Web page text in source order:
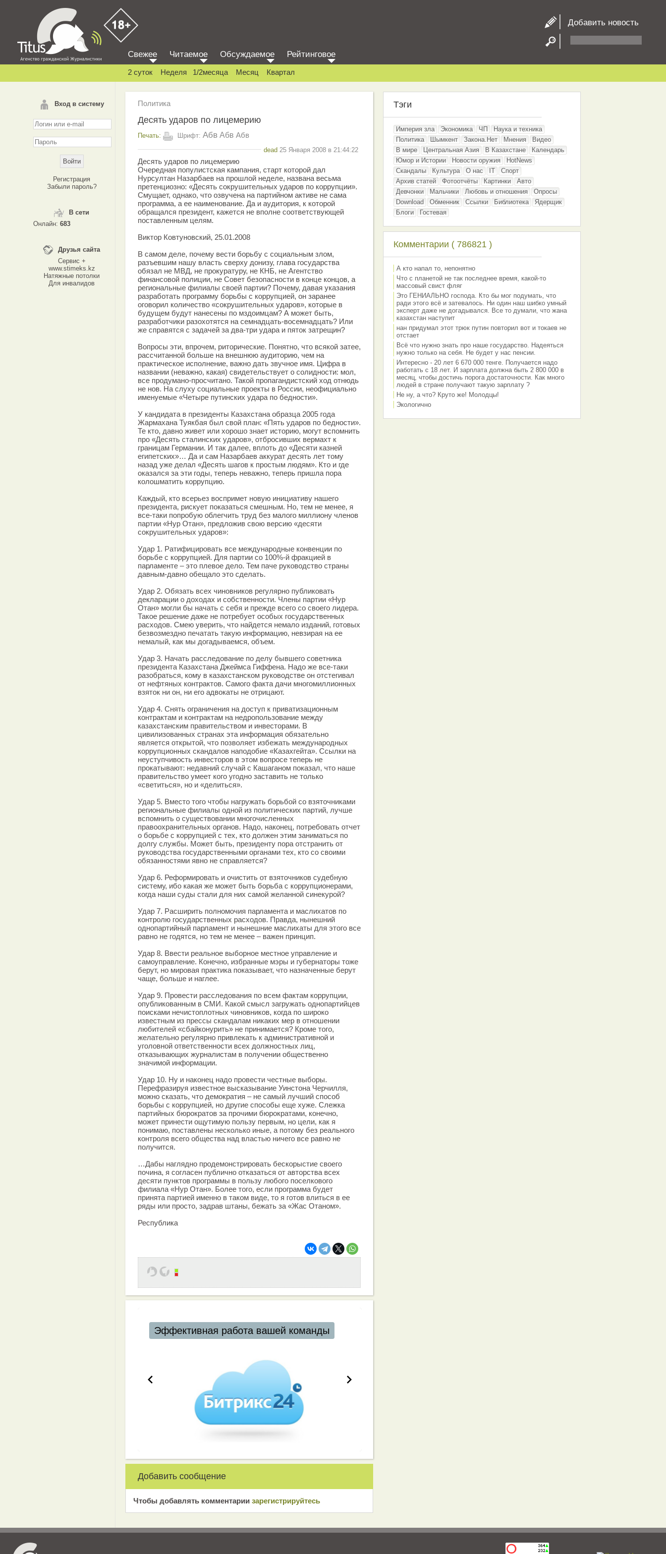
Добавить новость
Вход в систему
Регистрация
Забыли пароль?
В сети
Онлайн: 683
Друзья сайта
Сервис +
www.stimeks.kz
Натяжные потолки
Для инвалидов
Свежее Читаемое Обсуждаемое Рейтинговое
2 суток Неделя 1/2месяца Месяц Квартал
Политика
Десять ударов по лицемерию
Печать: Шрифт: Абв Абв Абв
dead 25 Января 2008 в 21:44:22
Десять ударов по лицемерию
Очередная популистская кампания, старт которой дал
Нурсултан Назарбаев на прошлой неделе, названа весьма
претенциозно: «Десять сокрушительных ударов по коррупции».
Смущает, однако, что озвучена на партийном активе не сама
программа, а ее наименование. Да и аудитория, к которой
обращался президент, кажется не вполне соответствующей
поставленным целям.
Виктор Ковтуновский, 25.01.2008
В самом деле, почему вести борьбу с социальным злом,
разъевшим нашу власть сверху донизу, глава государства
обязал не МВД, не прокуратуру, не КНБ, не Агентство
финансовой полиции, не Совет безопасности в конце концов, а
региональные филиалы своей партии? Почему, давая указания
разработать программу борьбы с коррупцией, он заранее
оговорил количество «сокрушительных ударов», которые в
будущем будут нанесены по мздоимцам? А может быть,
разработчики разохотятся на семнадцать-восемнадцать? Или
же справятся с задачей за два-три удара и пяток затрещин?
Вопросы эти, впрочем, риторические. Понятно, что всякой затее,
рассчитанной больше на внешнюю аудиторию, чем на
практическое исполнение, важно дать звучное имя. Цифра в
названии (неважно, какая) свидетельствует о солидности: мол,
все продумано-просчитано. Такой пропагандистский ход отнюдь
не нов. На слуху социальные проекты в России, неофициально
именуемые «Четыре путинских удара по бедности».
У кандидата в президенты Казахстана образца 2005 года
Жармахана Туякбая был свой план: «Пять ударов по бедности».
Те кто, давно живет или хорошо знает историю, могут вспомнить
про «Десять сталинских ударов», отбросивших вермахт к
границам Германии. И так далее, вплоть до «Десяти казней
египетских»… Да и сам Назарбаев аккурат десять лет тому
назад уже делал «Десять шагов к простым людям». Кто и где
оказался за эти годы, теперь неважно, теперь пришла пора
колошматить коррупцию.
Каждый, кто всерьез воспримет новую инициативу нашего
президента, рискует показаться смешным. Но, тем не менее, я
все-таки попробую облегчить труд без малого миллиону членов
партии «Нур Отан», предложив свою версию «десяти
сокрушительных ударов»:
Удар 1. Ратифицировать все международные конвенции по
борьбе с коррупцией. Для партии со 100%-й фракцией в
парламенте – это плевое дело. Тем паче руководство страны
давным-давно обещало это сделать.
Удар 2. Обязать всех чиновников регулярно публиковать
декларации о доходах и собственности. Члены партии «Нур
Отан» могли бы начать с себя и прежде всего со своего лидера.
Такое решение даже не потребует особых государственных
расходов. Смею уверить, что найдется немало изданий, готовых
безвозмездно печатать такую информацию, невзирая на ее
немалый, как мы догадываемся, объем.
Удар 3. Начать расследование по делу бывшего советника
президента Казахстана Джеймса Гиффена. Надо же все-таки
разобраться, кому в казахстанском руководстве он отстегивал
от нефтяных контрактов. Самого факта дачи многомиллионных
взяток ни он, ни его адвокаты не отрицают.
Удар 4. Снять ограничения на доступ к приватизационным
контрактам и контрактам на недропользование между
казахстанским правительством и инвесторами. В
цивилизованных странах эта информация обязательно
является открытой, что позволяет избежать международных
коррупционных скандалов наподобие «Казахгейта». Ссылки на
неуступчивость инвесторов в этом вопросе теперь не
прокатывают: недавний случай с Кашаганом показал, что наше
правительство умеет кого угодно заставить не только
«светиться», но и «делиться».
Удар 5. Вместо того чтобы нагружать борьбой со взяточниками
региональные филиалы одной из политических партий, лучше
вспомнить о существовании многочисленных
правоохранительных органов. Надо, наконец, потребовать отчет
о борьбе с коррупцией с тех, кто должен этим заниматься по
долгу службы. Может быть, президенту пора отстранить от
руководства государственными органами тех, кто со своими
обязанностями явно не справляется?
Удар 6. Реформировать и очистить от взяточников судебную
систему, ибо какая же может быть борьба с коррупционерами,
когда наши суды стали для них самой желанной синекурой?
Удар 7. Расширить полномочия парламента и маслихатов по
контролю государственных расходов. Правда, нынешний
однопартийный парламент и нынешние маслихаты для этого все
равно не годятся, но тем не менее – важен принцип.
Удар 8. Ввести реальное выборное местное управление и
самоуправление. Конечно, избранные мэры и губернаторы тоже
берут, но мировая практика показывает, что назначенные берут
чаще, больше и наглее.
Удар 9. Провести расследования по всем фактам коррупции,
опубликованным в СМИ. Какой смысл загружать однопартийцев
поисками нечистоплотных чиновников, когда по широко
известным из прессы скандалам никаких мер в отношении
любителей «сбайконурить» не принимается? Кроме того,
желательно регулярно привлекать к административной и
уголовной ответственности всех должностных лиц,
отказывающих журналистам в получении общественно
значимой информации.
Удар 10. Ну и наконец надо провести честные выборы.
Перефразируя известное высказывание Уинстона Черчилля,
можно сказать, что демократия – не самый лучший способ
борьбы с коррупцией, но другие способы еще хуже. Слежка
партийных бюрократов за прочими бюрократами, конечно,
может принести ощутимую пользу первым, но цели, как я
понимаю, поставлены несколько иные, а потому без реального
контроля всего общества над властью ничего все равно не
получится.
…Дабы наглядно продемонстрировать бескорыстие своего
почина, я согласен публично отказаться от авторства всех
десяти пунктов программы в пользу любого поселкового
филиала «Нур Отан». Более того, если программа будет
принята партией именно в таком виде, то я готов влиться в ее
ряды или просто, задрав штаны, бежать за «Жас Отаном».
Республика
Эффективная работа вашей команды
Добавить сообщение
Чтобы добавлять комментарии зарeгиcтрирyйтeсь
Тэги
Империя зла Экономика ЧП
Наука и техника
Политика
Шымкент Закона.Нет Мнения
Видео
В мире
Центральная Азия В Казахстане
Календарь
Юмор и Истории
Новости оружия
HotNews
Скандалы
Культура О нас IT
Спорт
Архив статей
Фотоотчёты Картинки
Авто
Девчонки
Мальчики Любовь и отношения
Опросы
Download
Обменник Ссылки Библиотека
Ядерщик
Блоги
Гостевая
Комментарии ( 786821 )
А кто напал то, непонятно
Что с планетой не так последнее время, какой-то
массовый свист фляг
Это ГЕНИАЛЬНО господа. Кто бы мог подумать, что
ради этого всё и затевалось. Ни один наш шибко умный
эксперт даже не догадывался. Все то думали, что жана
казахстан наступит
нан придумал этот трюк путин повторил вот и токаев не
отстает
Всё что нужно знать про наше государство. Надеяться
нужно только на себя. Не будет у нас пенсии.
Интересно - 20 лет 6 670 000 тенге. Получается надо
работать с 18 лет. И зарплата должна быть 2 800 000 в
месяц, чтобы достичь порога достаточности. Как много
людей в стране получают такую зарплату ?
Не ну, а что? Круто же! Молодцы!
Экологично